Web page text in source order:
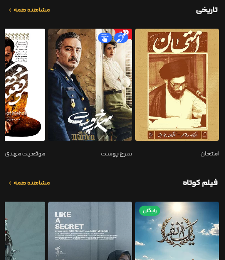
تاریخی مشاهده همه
امتحان سرخ پوست موقعیت مهدی
فیلم کوتاه مشاهده همه
رایگان